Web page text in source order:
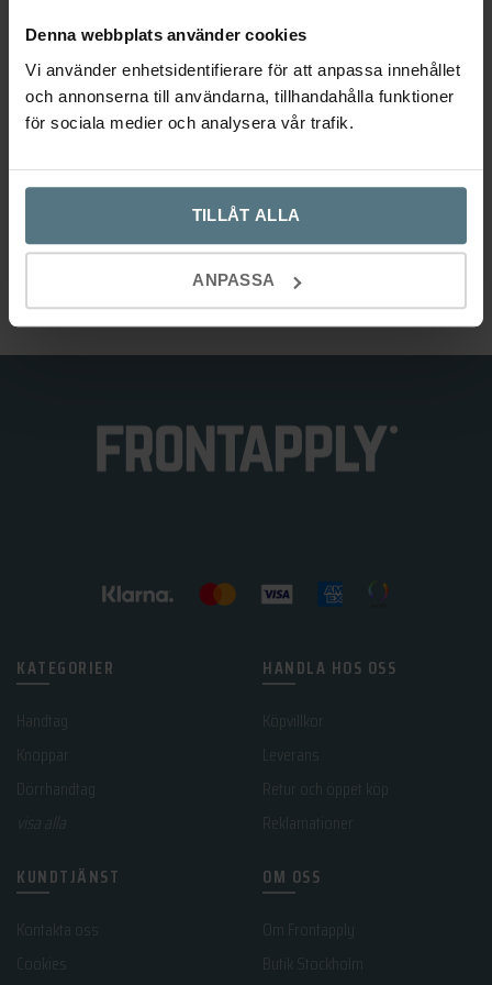
Denna webbplats använder cookies
Vi använder enhetsidentifierare för att anpassa innehållet
och annonserna till användarna, tillhandahålla funktioner
för sociala medier och analysera vår trafik.
TILLÅT ALLA
ANPASSA
Pendellampa HEAVY METAL
BUSTER AND PUNCH
Pendellampa HEAVY METAL stål
2 387kr
KATEGORIER
Handtag
Dörrhandtag
HANDLA HOS OSS
Retur och öppet köp
Reklamationer
KUNDTJÄNST
Kontakta oss
OM OSS
Om Frontapply
Butik Stockholm